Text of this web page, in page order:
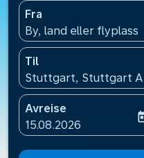
Fra
By, land eller flyplass
Til
Stuttgart, Stuttgart
Avreise
fc-booking-
15.08.2026